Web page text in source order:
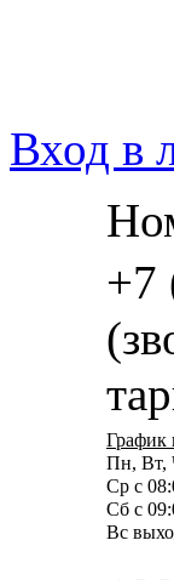
Вход в
+7
График
Пн, Вт,
Ср с
Сб с
Вс